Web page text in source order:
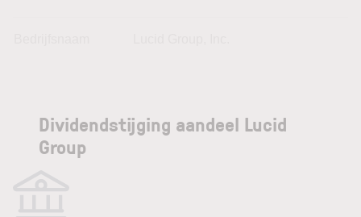
Dividendstijging aandeel Lucid
Group